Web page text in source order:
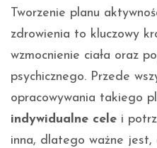
Tworzenie planu
zdrowienia to kluczowy
wzmocnienie ciała oraz
psychicznego. Przede
opracowywania takiego
indywidualne cele i
inna, dlatego ważne jest,